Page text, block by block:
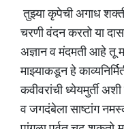
तुझ्या कृपेची अगाध
चरणी वंदन करतो या
अज्ञान व मंदमती आहे तू
माझ्याकडून हे
कवीवरांची ध्येयमुर्ती
व जगदंबेला साष्टांग